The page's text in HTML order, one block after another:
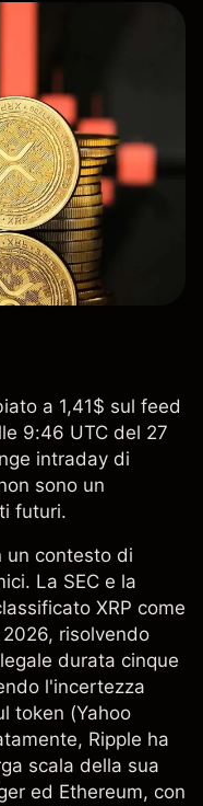
a 1,41$ sul feed
9:46 UTC del 27
intraday di
sono un
futuri.
un contesto di
La SEC e la
XRP come
risolvendo
durata cinque
l'incertezza
token (Yahoo
Ripple ha
scala della sua
ed Ethereum, con